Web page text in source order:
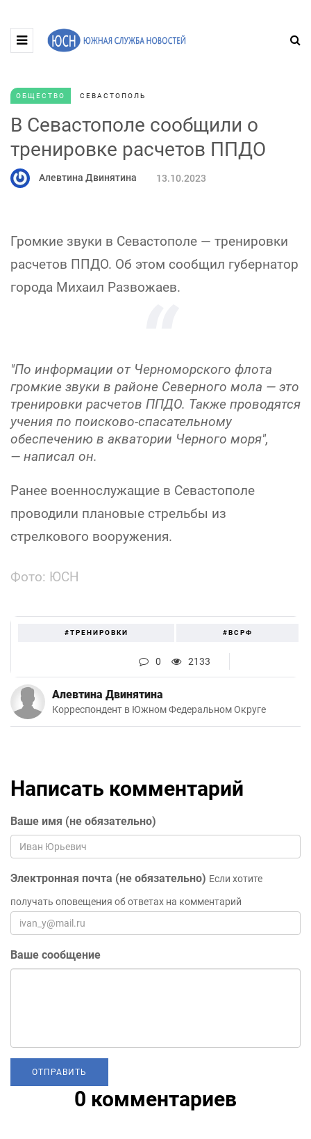
ОБЩЕСТВО СЕВАСТОПОЛЬ
В Севастополе сообщили о
тренировке расчетов ППДО
Алевтина Двинятина 13.10.2023
Громкие звуки в Севастополе — тренировки
расчетов ППДО. Об этом сообщил губернатор
города Михаил Развожаев.
"По информации от Черноморского флота
громкие звуки в районе Северного мола — это
тренировки расчетов ППДО. Также проводятся
учения по поисково-спасательному
обеспечению в акватории Черного моря",
— написал он.
Ранее военнослужащие в Севастополе
проводили плановые стрельбы из
стрелкового вооружения.
Фото: ЮСН
#ТРЕНИРОВКИ #ВСРФ
0 2133
Алевтина Двинятина
Корреспондент в Южном Федеральном Округе
Написать комментарий
Ваше имя (не обязательно)
Электронная почта (не обязательно) Если хотите
получать оповещения об ответах на комментарий
Ваше сообщение
0 комментариев